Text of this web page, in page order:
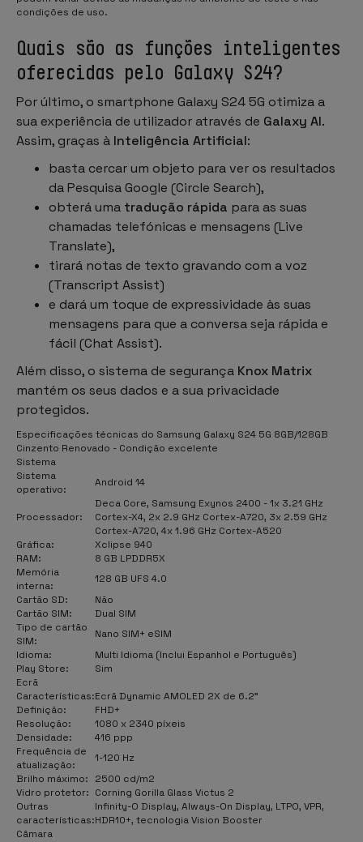
condições de uso.
Quais são as funções inteligentes
oferecidas pelo Galaxy S24?
Por último, o smartphone Galaxy S24 5G otimiza a
sua experiência de utilizador através de Galaxy AI.
Assim, graças à Inteligência Artificial:
basta cercar um objeto para ver os resultados
da Pesquisa Google (Circle Search),
obterá uma tradução rápida para as suas
chamadas telefónicas e mensagens (Live
Translate),
tirará notas de texto gravando com a voz
(Transcript Assist)
e dará um toque de expressividade às suas
mensagens para que a conversa seja rápida e
fácil (Chat Assist).
Além disso, o sistema de segurança Knox Matrix
mantém os seus dados e a sua privacidade
protegidos.
Especificações técnicas do Samsung Galaxy S24 5G 8GB/128GB
Cinzento Renovado - Condição excelente
Sistema
Sistema
operativo:
Android 14
Processador:
Deca Core, Samsung Exynos 2400 - 1x 3.21 GHz
Cortex-X4, 2x 2.9 GHz Cortex-A720, 3x 2.59 GHz
Cortex-A720, 4x 1.96 GHz Cortex-A520
Gráfica:
Xclipse 940
RAM:
8 GB LPDDR5X
Memória
interna:
128 GB UFS 4.0
Cartão SD:
Não
Cartão SIM:
Dual SIM
Tipo de cartão
SIM:
Nano SIM+ eSIM
Idioma:
Multi Idioma (Inclui Espanhol e Português)
Play Store:
Sim
Ecrã
Características:Ecrã Dynamic AMOLED 2X de 6.2"
Definição:
FHD+
Resolução:
1080 x 2340 píxeis
Densidade:
416 ppp
Frequência de
atualização:
1-120 Hz
Brilho máximo:
2500 cd/m2
Vidro protetor: Corning Gorilla Glass Victus 2
Outras
características:
Infinity-O Display, Always-On Display, LTPO, VPR,
HDR10+, tecnologia Vision Booster
Câmara